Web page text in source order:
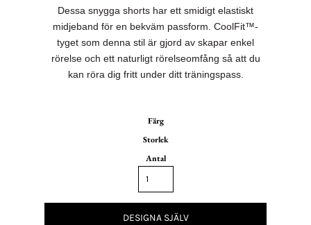
Dessa snygga shorts har ett smidigt elastiskt
midjeband för en bekväm passform. CoolFit™-
tyget som denna stil är gjord av skapar enkel
rörelse och ett naturligt rörelseomfång så att du
kan röra dig fritt under ditt träningspass.
Färg
Storlek
Antal
DESIGNA SJÄLV